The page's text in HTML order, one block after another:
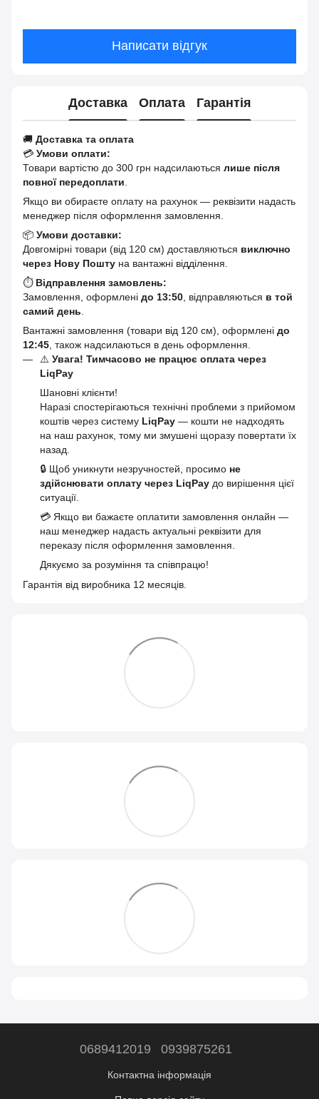
Написати відгук
Доставка Оплата Гарантія
🚚 Доставка та оплата
💳 Умови оплати:
Товари вартістю до 300 грн надсилаються лише після
повної передоплати
Якщо ви обираєте оплату на рахунок — реквізити надасть
менеджер після оформлення замовлення.
📦 Умови доставки:
Довгомірні товари (від 120 см) доставляються виключно
через Нову Пошту на вантажні відділення.
⏱ Відправлення замовлень:
Замовлення, оформлені до 13:50 , відправляються в той
самий день
Вантажні замовлення (товари від 120 см), оформлені до
12:45 , також надсилаються в день оформлення.
⚠️ Увага! Тимчасово не працює оплата через
LiqPay
Шановні клієнти!
Наразі спостерігаються технічні проблеми з прийомом
коштів через систему LiqPay — кошти не надходять
на наш рахунок, тому ми змушені щоразу повертати їх
назад.
🔒 Щоб уникнути незручностей, просимо не
здійснювати оплату через LiqPay до вирішення цієї
ситуації.
💳 Якщо ви бажаєте оплатити замовлення онлайн —
наш менеджер надасть актуальні реквізити для
переказу після оформлення замовлення.
Дякуємо за розуміння та співпрацю!
Гарантія від виробника 12 месяців.
0689412019 0939875261
Контактна інформація